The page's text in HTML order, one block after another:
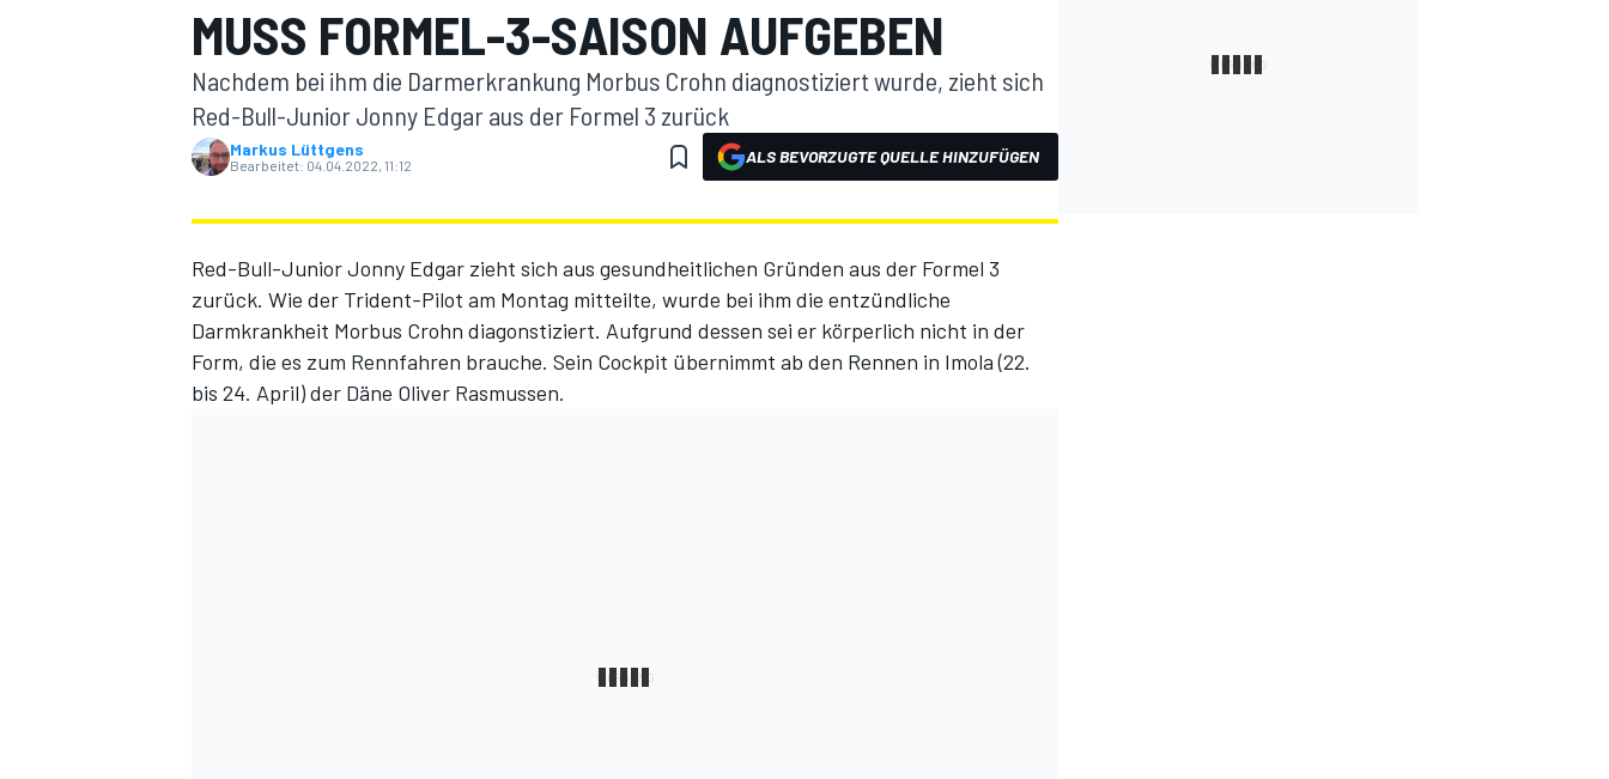
MUSS FORMEL-3-SAISON AUFGEBEN
Nachdem bei ihm die Darmerkrankung Morbus Crohn diagnostiziert wurde, zieht sich
Red-Bull-Junior Jonny Edgar aus der Formel 3 zurück
Markus Lüttgens
Bearbeitet: 04.04.2022, 11:12 ALS BEVORZUGTE QUELLE HINZUFÜGEN
Red-Bull-Junior Jonny Edgar zieht sich aus gesundheitlichen Gründen aus der Formel 3
zurück. Wie der Trident-Pilot am Montag mitteilte, wurde bei ihm die entzündliche
Darmkrankheit Morbus Crohn diagonstiziert. Aufgrund dessen sei er körperlich nicht in der
Form, die es zum Rennfahren brauche. Sein Cockpit übernimmt ab den Rennen in Imola (22.
bis 24. April) der Däne Oliver Rasmussen.